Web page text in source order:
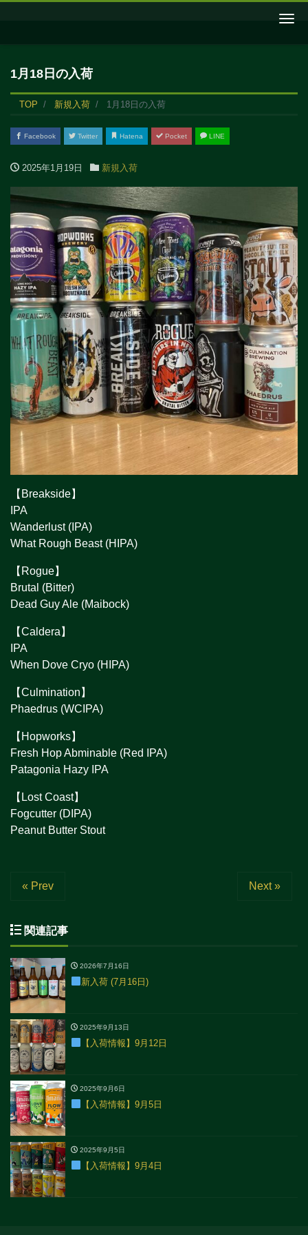
1月18日の入荷
TOP 新規入荷 1月18日の入荷
Facebook Twitter Hatena Pocket LINE
2025年1月19日 新規入荷
【Breakside】
IPA
Wanderlust (IPA)
What Rough Beast (HIPA)
【Rogue】
Brutal (Bitter)
Dead Guy Ale (Maibock)
【Caldera】
IPA
When Dove Cryo (HIPA)
【Culmination】
Phaedrus (WCIPA)
【Hopworks】
Fresh Hop Abminable (Red IPA)
Patagonia Hazy IPA
【Lost Coast】
Fogcutter (DIPA)
Peanut Butter Stout
« Prev Next »
関連記事
2026年7月16日
新入荷 (7月16日)
2025年9月13日
【入荷情報】9月12日
2025年9月6日
【入荷情報】9月5日
2025年9月5日
【入荷情報】9月4日